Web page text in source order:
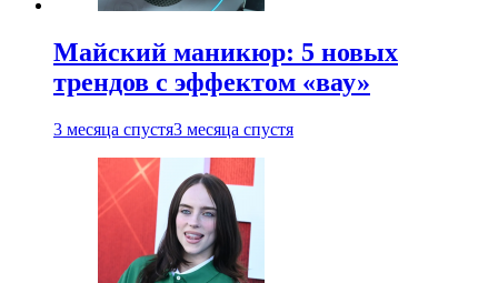
Майский маникюр: 5 новых
трендов с эффектом «вау»
3 месяца спустя3 месяца спустя